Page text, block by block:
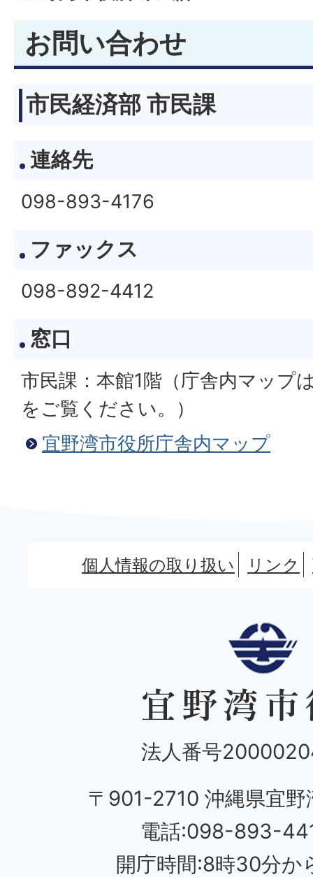
お問い合わせ
市民経済部 市民課
連絡先
098-893-4176
ファックス
098-892-4412
窓口
市民課：本館1階（庁舎内マップ
をご覧ください。）
宜野湾市役所庁舎内マップ
個人情報の取り扱い リンク
法人番号
〒901-2710 沖縄県宜野
電話:098-893-
開庁時間:8時30分か